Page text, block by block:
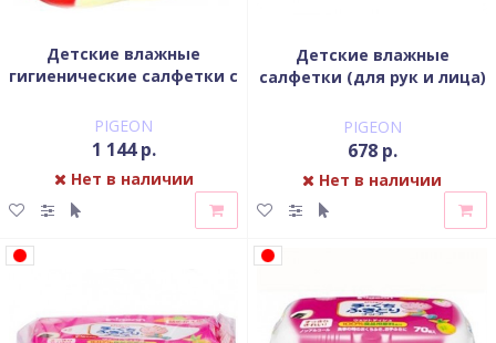
Детские влажные
гигиенические салфетки с
PIGEON пластиковый
контейнер 66 шт
PIGEON
1 144 р.
Нет в наличии
Детские влажные
салфетки (для рук и лица)
шт
PIGEON
678 р.
Нет в наличии